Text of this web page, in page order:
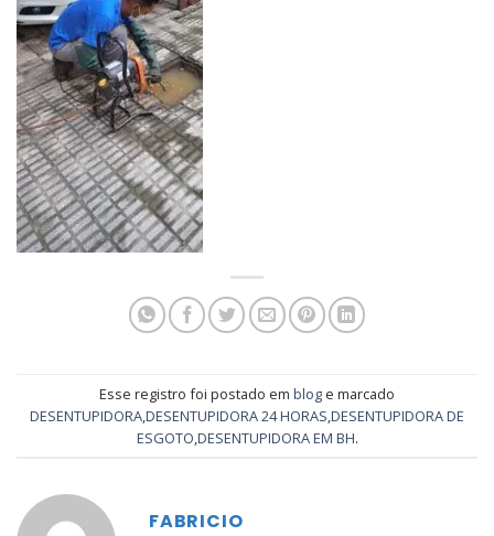
Esse registro foi postado em blog e marcado
DESENTUPIDORADESENTUPIDORA 24 HORAS DESENTUPIDORA DE
ESGOTO DESENTUPIDORA EM BH.
FABRICIO